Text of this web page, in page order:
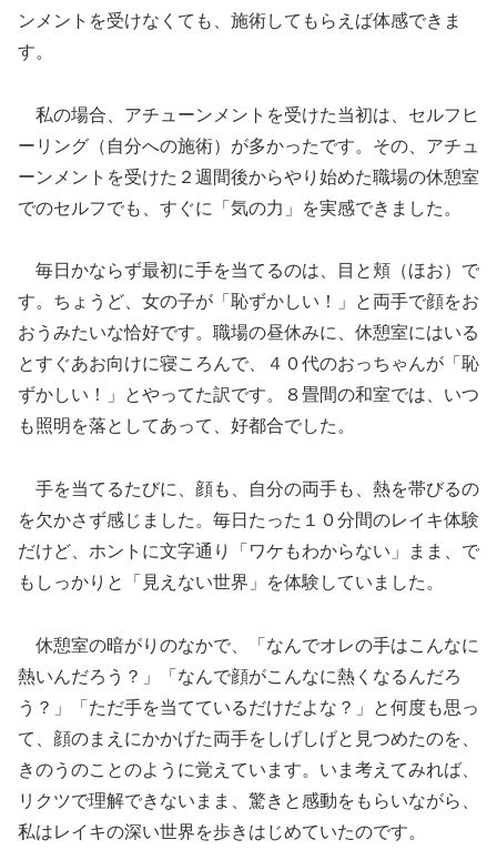
ンメントを受けなくても、施術してもらえば体感できま
す。
私の場合、アチューンメントを受けた当初は、セルフヒ
ーリング（自分への施術）が多かったです。その、アチュ
ーンメントを受けた２週間後からやり始めた職場の休憩室
でのセルフでも、すぐに「気の力」を実感できました。
毎日かならず最初に手を当てるのは、目と頬（ほお）で
す。ちょうど、女の子が「恥ずかしい！」と両手で顔をお
おうみたいな恰好です。職場の昼休みに、休憩室にはいる
とすぐあお向けに寝ころんで、４０代のおっちゃんが「恥
ずかしい！」とやってた訳です。８畳間の和室では、いつ
も照明を落としてあって、好都合でした。
手を当てるたびに、顔も、自分の両手も、熱を帯びるの
を欠かさず感じました。毎日たった１０分間のレイキ体験
だけど、ホントに文字通り「ワケもわからない」まま、で
もしっかりと「見えない世界」を体験していました。
休憩室の暗がりのなかで、「なんでオレの手はこんなに
熱いんだろう？」「なんで顔がこんなに熱くなるんだろ
う？」「ただ手を当てているだけだよな？」と何度も思っ
て、顔のまえにかかげた両手をしげしげと見つめたのを、
きのうのことのように覚えています。いま考えてみれば、
リクツで理解できないまま、驚きと感動をもらいながら、
私はレイキの深い世界を歩きはじめていたのです。